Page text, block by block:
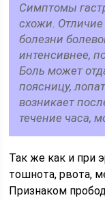
Симптомы
схожи.
болезни
интенсивнее,
Боль может
поясницу,
возникает
течение часа,
Так же как и при
тошнота, рвота,
Признаком